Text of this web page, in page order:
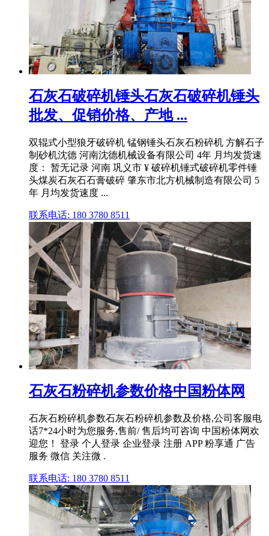
石灰石破碎机锤头石灰石破碎机锤头
批发、促销价格、产地 ...
双辊式小型狼牙破碎机 锰钢锤头石灰石粉碎机 方解石子
制砂机沈德 河南沈德机械设备有限公司 4年 月均发货速
度： 暂无记录 河南 巩义市 ¥ 破碎机锤式破碎机零件锤
头煤炭石灰石石膏破碎 肇东市北方机械制造有限公司 5
年 月均发货速度 ...
联系电话: 180 3780 8511
石灰石粉碎机参数价格中国粉体网
石灰石粉碎机参数石灰石粉碎机参数及价格,公司客服电
话7*24小时为您服务,售前/ 售后均可咨询 中国粉体网欢
迎您！ 登录 个人登录 企业登录 注册 APP 粉享通 广告
服务 微信 关注微 .
联系电话: 180 3780 8511